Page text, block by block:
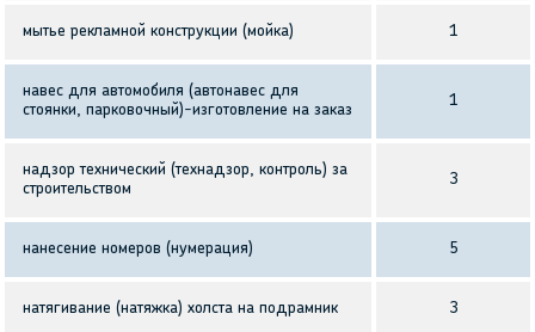
мытье рекламной конструкции (мойка) 1
навес для автомобиля (автонавес для
стоянки, парковочный)-изготовление на заказ
1
надзор технический (технадзор, контроль) за
строительством
3
нанесение номеров (нумерация) 5
натягивание (натяжка) холста на подрамник 3